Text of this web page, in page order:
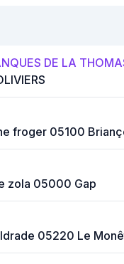
DE LA
froger 05100
zola 05000 Gap
05220 Le